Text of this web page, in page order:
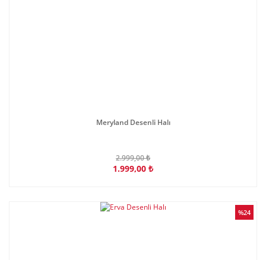
Meryland Desenli Halı
2.999,00 ₺
1.999,00 ₺
%24